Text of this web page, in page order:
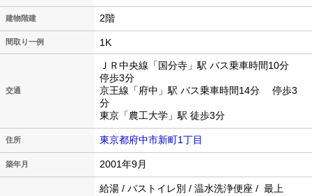
建物階建 2階
間取り一例 1K
交通
ＪＲ中央線「国分寺」駅 バス乗車時間10分
停歩3分
京王線「府中」駅 バス乗車時間14分 停歩3
分
東京「農工大学」駅 徒歩3分
住所 東京都府中市新町1丁目
築年月 2001年9月
給湯 / バストイレ別 / 温水洗浄便座 / 最上